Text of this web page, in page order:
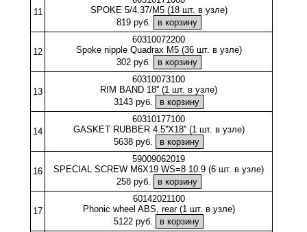
11
SPOKE 5/4.37/M5 (18 шт. в узле)
819 руб.
12
60310072200
Spoke nipple Quadrax M5 (36 шт. в узле)
302 руб.
13
60310073100
RIM BAND 18'' (1 шт. в узле)
3143 руб.
14
60310177100
GASKET RUBBER 4.5''X18'' (1 шт. в узле)
5638 руб.
16
59009062019
SPECIAL SCREW M6X19 WS=8 10.9 (6 шт. в узле)
258 руб.
17
60142021100
Phonic wheel ABS, rear (1 шт. в узле)
5122 руб.